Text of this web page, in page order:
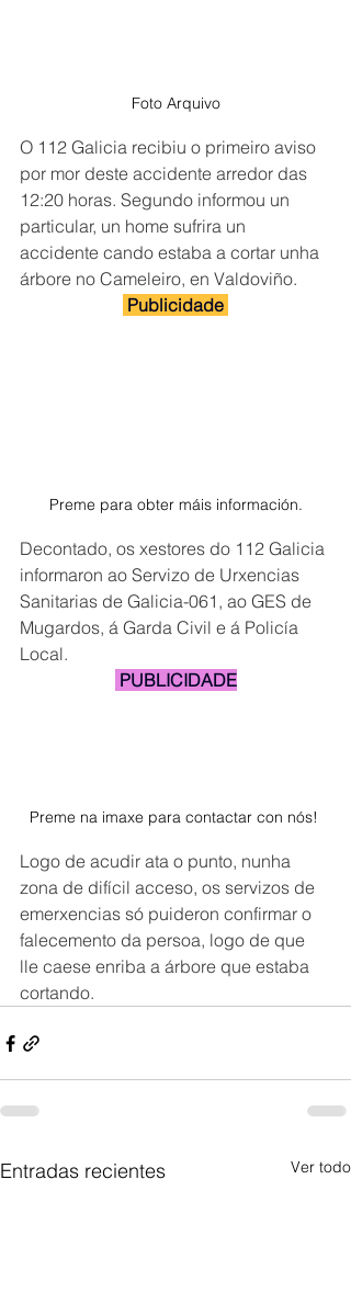
Foto Arquivo
O 112 Galicia recibiu o primeiro aviso
por mor deste accidente arredor das
12:20 horas. Segundo informou un
particular, un home sufrira un
accidente cando estaba a cortar unha
árbore no Cameleiro, en Valdoviño.
Publicidade
Preme para obter máis información.
Decontado, os xestores do 112 Galicia
informaron ao Servizo de Urxencias
Sanitarias de Galicia-061, ao GES de
Mugardos, á Garda Civil e á Policía
Local.
PUBLICIDADE
Preme na imaxe para contactar con nós!
Logo de acudir ata o punto, nunha
zona de difícil acceso, os servizos de
emerxencias só puideron confirmar o
falecemento da persoa, logo de que
lle caese enriba a árbore que estaba
cortando.
Entradas recientes Ver todo